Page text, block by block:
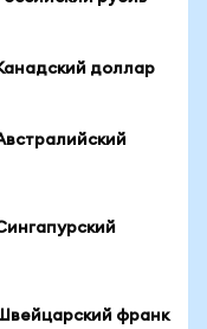
доллар
франк